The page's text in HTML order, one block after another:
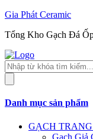
Gia Phát Ceramic
Tổng Kho Gạch Đá
Tìm
kiếm
sản
Danh mục sản phẩm
GẠCH
Gạch Giả